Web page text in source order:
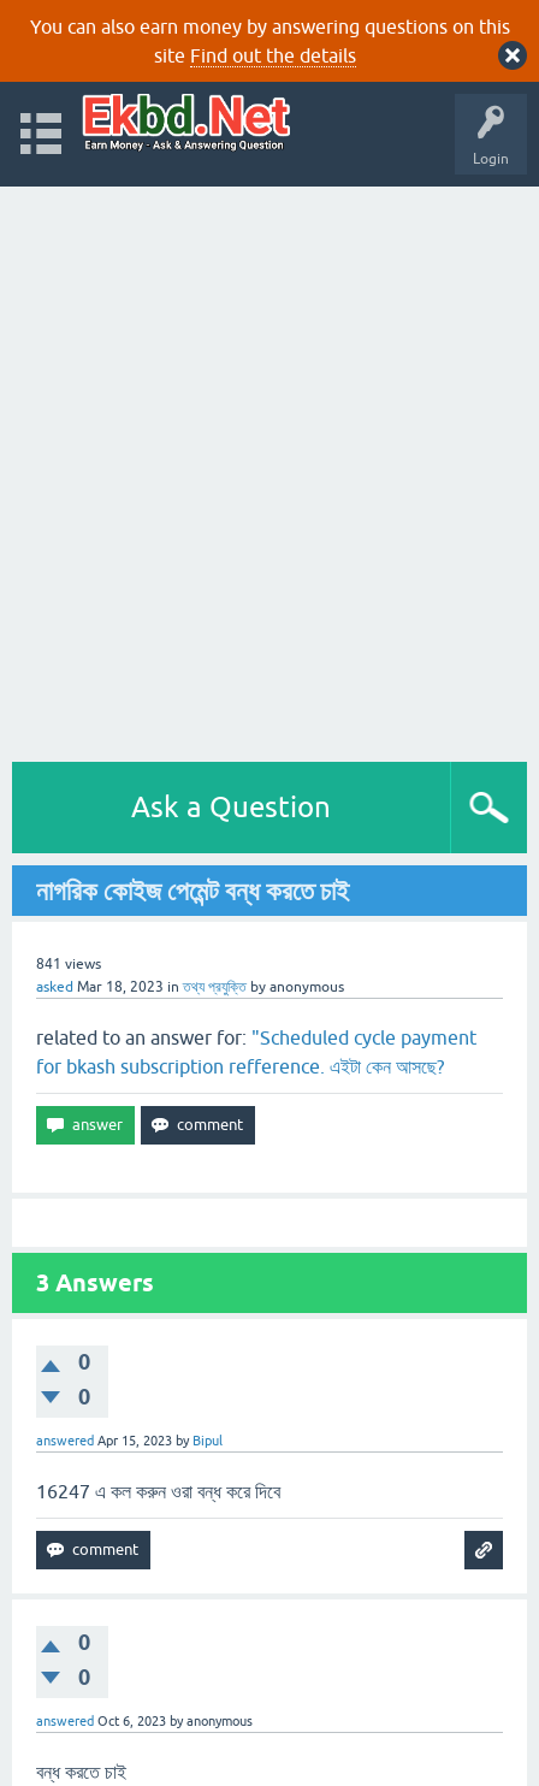
You can also earn money by answering questions on this
site Find out the details
Login
Ask a Question
নাগরিক কোইজ পেমেন্ট বন্ধ করতে চাই
841 views
asked Mar 18, 2023 inতথ্য প্রযুক্তি by anonymous
related to an answer for: "Scheduled cycle payment
for bkash subscription refference. এইটা কেন আসছে?
3 Answers
0
0
answered Apr 15, 2023 by Bipul
16247 এ কল করুন ওরা বন্ধ করে দিবে
0
0
answered Oct 6, 2023 byanonymous
বন্ধ করতে চাই